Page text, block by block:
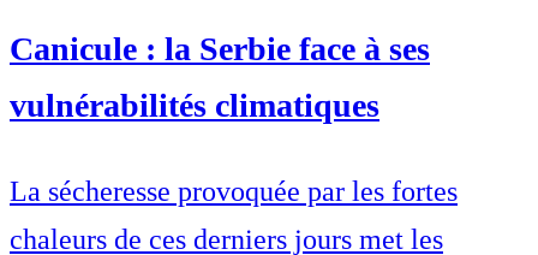
Canicule : la Serbie face à ses
vulnérabilités climatiques
La sécheresse provoquée par les fortes
chaleurs de ces derniers jours met les